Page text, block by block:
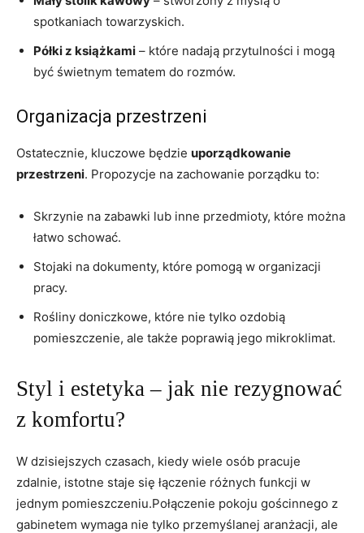
spotkaniach towarzyskich.
Półki z książkami – które nadają przytulności i mogą
być świetnym tematem do rozmów.
Organizacja przestrzeni
Ostatecznie, kluczowe będzie uporządkowanie
przestrzeni. Propozycje na zachowanie porządku to:
Skrzynie na zabawki lub inne przedmioty, które można
łatwo schować.
Stojaki na dokumenty, które pomogą w organizacji
pracy.
Rośliny doniczkowe, które nie tylko ozdobią
pomieszczenie, ale także poprawią jego mikroklimat.
Styl i estetyka – jak nie rezygnować
z komfortu?
W dzisiejszych czasach, kiedy wiele osób pracuje
zdalnie, istotne staje się łączenie różnych funkcji w
jednym pomieszczeniu.Połączenie pokoju gościnnego z
gabinetem wymaga nie tylko przemyślanej aranżacji, ale